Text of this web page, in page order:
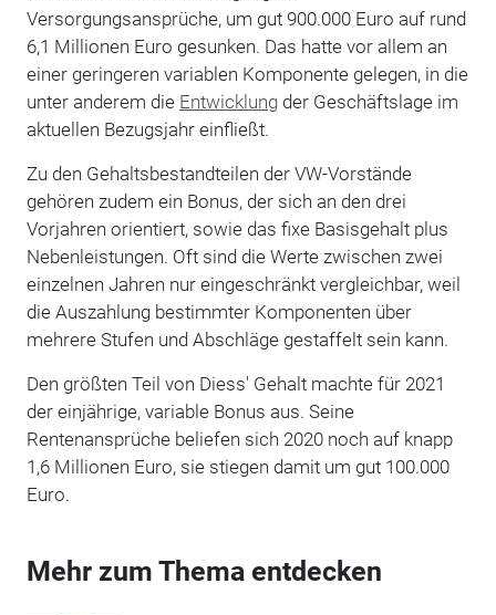
Versorgungsansprüche, um gut 900.000 Euro auf rund
6,1 Millionen Euro gesunken. Das hatte vor allem an
einer geringeren variablen Komponente gelegen, in die
unter anderem die Entwicklungder Geschäftslage im
aktuellen Bezugsjahr einfließt.
Zu den Gehaltsbestandteilen der VW-Vorstände
gehören zudem ein Bonus, der sich an den drei
Vorjahren orientiert, sowie das fixe Basisgehalt plus
Nebenleistungen. Oft sind die Werte zwischen zwei
einzelnen Jahren nur eingeschränkt vergleichbar, weil
die Auszahlung bestimmter Komponenten über
mehrere Stufen und Abschläge gestaffelt sein kann.
Den größten Teil von Diess' Gehalt machte für 2021
der einjährige, variable Bonus aus. Seine
Rentenansprüche beliefen sich 2020 noch auf knapp
1,6 Millionen Euro, sie stiegen damit um gut 100.000
Euro.
Mehr zum Thema entdecken